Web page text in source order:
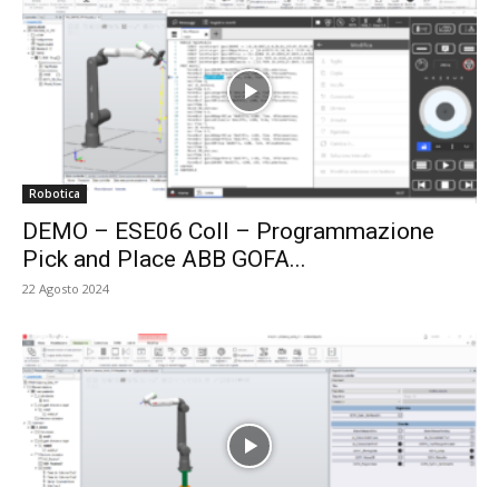
Robotica
DEMO – ESE06 Coll – Programmazione
Pick and Place ABB GOFA...
22 Agosto 2024